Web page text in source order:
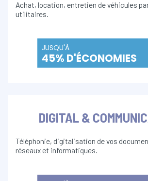
Achat, location, entretien de véhicules
utilitaires.
JUSQU'À
45% D'ÉCONOMIES
DIGITAL &
Téléphonie, digitalisation de vos
réseaux et informatiques.